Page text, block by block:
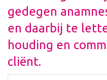
gedegen
en daarbij te
houding en
cliënt.